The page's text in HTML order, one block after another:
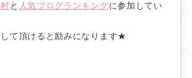
と 人気ブログランキングに参加してい
して頂けると励みになります★